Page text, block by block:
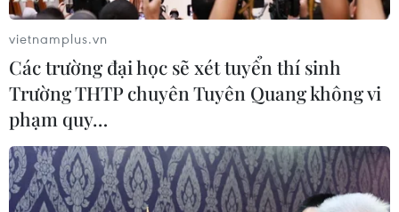
08/07/2026 06:56
Theo dõi VietnamPlus
Tại bản Giao Chản (xã Khổng Lào), ngôi nhà 2
tầng kiên cố nằm bên bờ suối của gia đình anh Lý
vietnamplus.vn
Các trường đại học sẽ xét tuyển thí sinh
Trường THTP chuyên Tuyên Quang không vi
phạm quy…